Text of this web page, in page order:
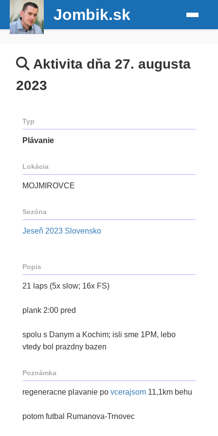
Jombik.sk
Aktivita dňa 27. augusta
2023
Typ
Plávanie
Lokácia
MOJMIROVCE
Sezóna
Jeseň 2023 Slovensko
Popis
21 laps (5x slow; 16x FS)
plank 2:00 pred
spolu s Danym a Kochim; isli sme 1PM, lebo
vtedy bol prazdny bazen
Poznámka
regeneracne plavanie po vcerajsom 11,1km behu
potom futbal Rumanova-Trnovec